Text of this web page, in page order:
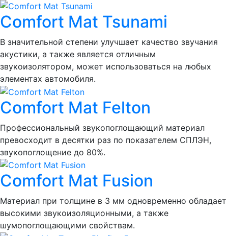
Comfort Mat Tsunami
В значительной степени улучшает качество звучания
акустики, а также является отличным
звукоизолятором, может использоваться на любых
элементах автомобиля.
Comfort Mat Felton
Профессиональный звукопоглощающий материал
превосходит в десятки раз по показателем СПЛЭН,
звукопоглощение до 80%.
Comfort Mat Fusion
Материал при толщине в 3 мм одновременно обладает
высокими звукоизоляционными, а также
шумопоглощающими свойствам.